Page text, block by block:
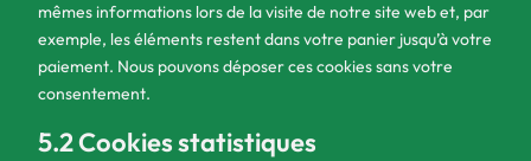
mêmes informations lors de la visite de notre site web et, par
exemple, les éléments restent dans votre panier jusqu’à votre
paiement. Nous pouvons déposer ces cookies sans votre
consentement.
5.2 Cookies statistiques